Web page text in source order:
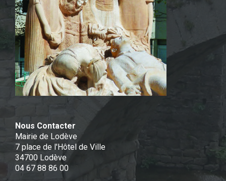
Nous Contacter
Mairie de Lodève
7 place de l'Hôtel de Ville
34700 Lodève
04 67 88 86 00